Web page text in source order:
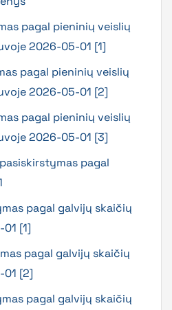
pagal pieninių veislių
2026-05-01 [1]
pagal pieninių veislių
2026-05-01 [2]
pagal pieninių veislių
2026-05-01 [3]
pagal
pagal galvijų skaičių
[1]
pagal galvijų skaičių
[2]
pagal galvijų skaičių